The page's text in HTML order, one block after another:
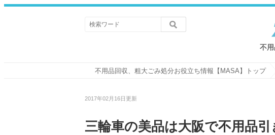
不
不用品回収、粗大ごみ処分お役立ち情報【MASA】トップ
2017年02月16日更新
三輪車の美品は大阪で不用品